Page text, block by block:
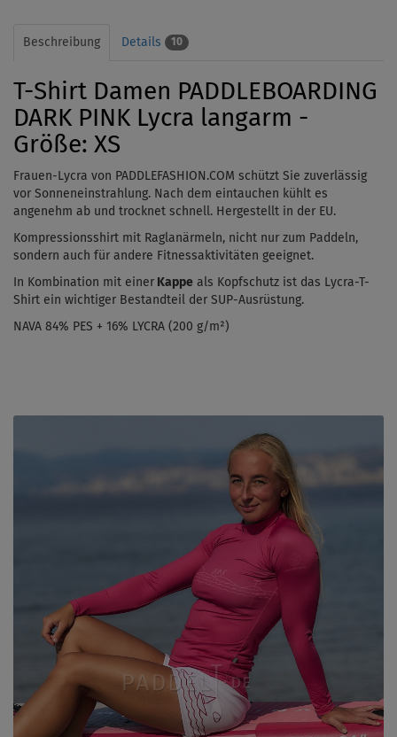
Beschreibung Details 10
T-Shirt Damen PADDLEBOARDING
DARK PINK Lycra langarm -
Größe: XS
Frauen-Lycra von PADDLEFASHION.COM schützt Sie zuverlässig
vor Sonneneinstrahlung. Nach dem eintauchen kühlt es
angenehm ab und trocknet schnell. Hergestellt in der EU.
Kompressionsshirt mit Raglanärmeln, nicht nur zum Paddeln,
sondern auch für andere Fitnessaktivitäten geeignet.
In Kombination mit einer Kappe als Kopfschutz ist das Lycra-T-
Shirt ein wichtiger Bestandteil der SUP-Ausrüstung.
NAVA 84% PES + 16% LYCRA (200 g/m²)